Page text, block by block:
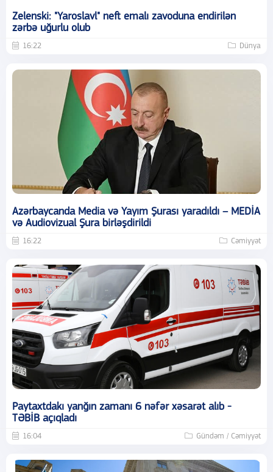
Zelenski: "Yaroslavl" neft emalı zavoduna endirilən
zərbə uğurlu olub
16:22 Dünya
Azərbaycanda Media və Yayım Şurası yaradıldı – MEDİA
və Audiovizual Şura birləşdirildi
16:22 Cəmiyyət
Paytaxtdakı yanğın zamanı 6 nəfər xəsarət alıb -
TƏBİB açıqladı
16:04 Gündəm / Cəmiyyət